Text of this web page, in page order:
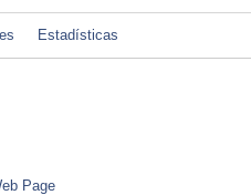
Estadísticas
Page